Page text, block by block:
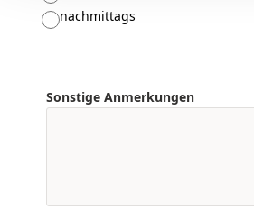
nachmittags
Sonstige Anmerkungen